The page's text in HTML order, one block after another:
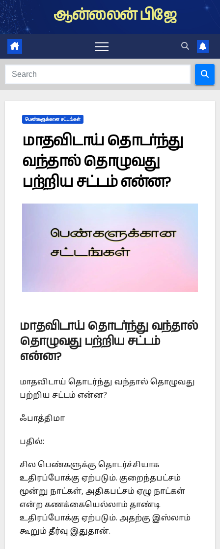
Skip
to
content
ஆன்லைன் பிஜே
பெண்களுக்கான சட்டங்கள்
மாதவிடாய் தொடர்ந்து
வந்தால் தொழுவது
பற்றிய சட்டம் என்ன?
மாதவிடாய் தொடர்ந்து வந்தால்
தொழுவது பற்றிய சட்டம்
என்ன?
மாதவிடாய் தொடர்ந்து வந்தால் தொழுவது
பற்றிய சட்டம் என்ன?
ஃபாத்திமா
பதில்:
சில பெண்களுக்கு தொடர்ச்சியாக
உதிரப்போக்கு ஏற்படும். குறைந்தபட்சம்
மூன்று நாட்கள், அதிகபட்சம் ஏழு நாட்கள்
என்ற கணக்கையெல்லாம் தாண்டி
உதிரப்போக்கு ஏற்படும். அதற்கு இஸ்லாம்
கூறும் தீர்வு இதுதான்.